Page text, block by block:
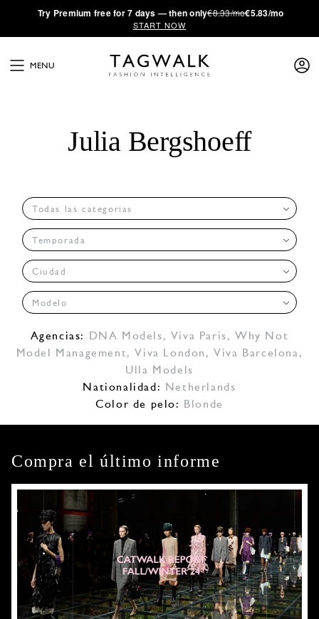
·Try Premium free for 7 days — then only€8.33/mo€5.83/mo
START NOW
MENU
Julia Bergshoeff
Todas las categorias
Temporada
Ciudad
Modelo
Agencias: DNA Models, Viva Paris,Why Not
Model Management,Viva London ,Viva Barcelona,
Ulla Models
Nationalidad:
Netherlands
Color de pelo:
Blonde
Compra el último informe